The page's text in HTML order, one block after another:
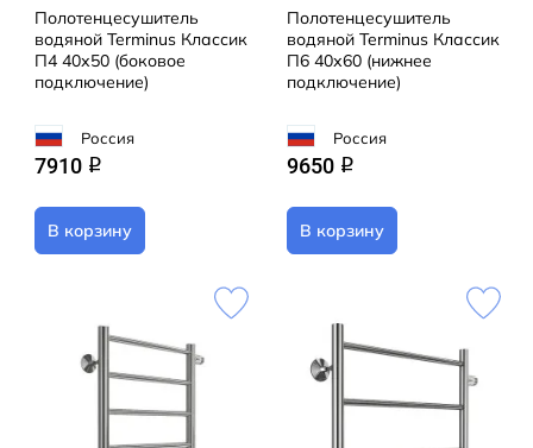
Полотенцесушитель
водяной Terminus Классик
П4 40х50 (боковое
подключение)
Россия
7910 q
В корзину
Полотенцесушитель
водяной Terminus Классик
П6 40х60 (нижнее
подключение)
Россия
9650 q
В корзину